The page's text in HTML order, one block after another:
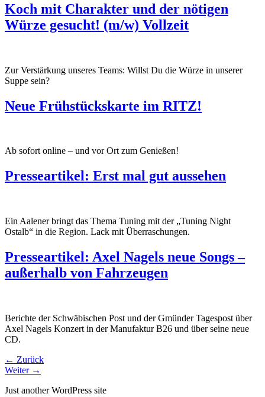
Koch mit Charakter und der nötigen
Würze gesucht! (m/w) Vollzeit
Zur Verstärkung unseres Teams: Willst Du die Würze in unserer
Suppe sein?
Neue Frühstückskarte im RITZ!
Ab sofort online – und vor Ort zum Genießen!
Presseartikel: Erst mal gut aussehen
Ein Aalener bringt das Thema Tuning mit der „Tuning Night
Ostalb“ in die Region. Lack mit Überraschungen.
Presseartikel: Axel Nagels neue Songs –
außerhalb von Fahrzeugen
Berichte der Schwäbischen Post und der Gmünder Tagespost über
Axel Nagels Konzert in der Manufaktur B26 und über seine neue
CD.
← Zurück
Weiter →
Just another WordPress site